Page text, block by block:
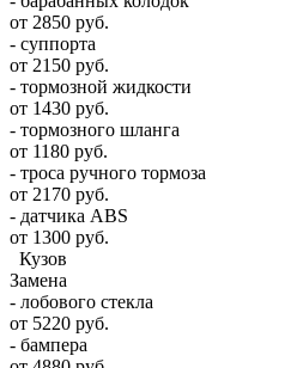
от 2850 руб.
- суппорта
от 2150 руб.
- тормозной жидкости
от 1430 руб.
- тормозного шланга
от 1180 руб.
- троса ручного тормоза
от 2170 руб.
- датчика ABS
от 1300 руб.
Кузов
Замена
- лобового стекла
от 5220 руб.
- бампера